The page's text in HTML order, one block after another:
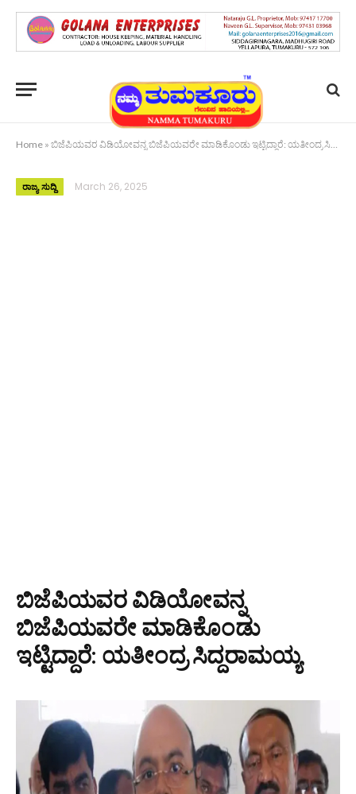
Home » ಬಿಜೆಪಿಯವರ ವಿಡಿಯೋವನ್ನ ಬಿಜೆಪಿಯವರೇ ಮಾಡಿಕೊಂಡು ಇಟ್ಟಿದ್ದಾರೆ: ಯತೀಂದ್ರ ಸಿದ್ದರಾಮಯ್ಯ
ರಾಜ್ಯ ಸುದ್ದಿ March 26, 2025
ಬಿಜೆಪಿಯವರ ವಿಡಿಯೋವನ್ನ
ಬಿಜೆಪಿಯವರೇ ಮಾಡಿಕೊಂಡು
ಇಟ್ಟಿದ್ದಾರೆ: ಯತೀಂದ್ರ ಸಿದ್ದರಾಮಯ್ಯ